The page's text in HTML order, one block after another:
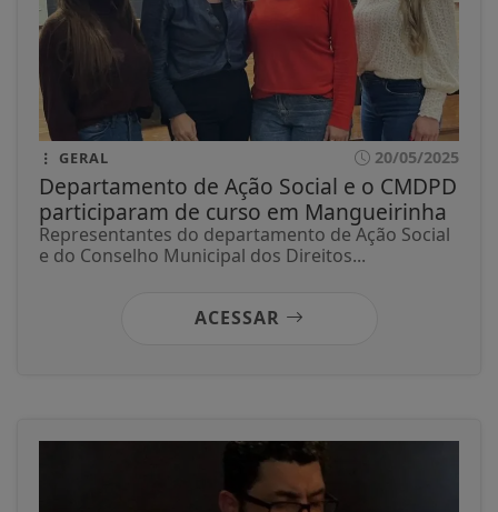
GERAL 20/05/2025
Departamento de Ação Social e o CMDPD
participaram de curso em Mangueirinha
Representantes do departamento de Ação Social
e do Conselho Municipal dos Direitos...
ACESSAR